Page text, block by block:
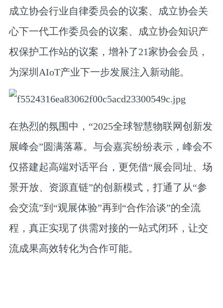
成立协会行业自律委员会的议案、成立协会关
心下一代工作委员会的议案、成立协会知识产
权保护工作站的议案，增补了21家协会会员，
为深圳AIoT产业下一步发展注入新动能。
在热烈的氛围中，“2025全球智慧物联网创新发
展峰会”圆满落幕。与会嘉宾纷纷表示，峰会不
仅搭建起高端对话平台，更凭借“展会同址、场
景开放、资源直链”的创新模式，打通了从“参
会交流”到“观展体验”再到“合作洽谈”的全流
程，真正实现了供需对接的一站式闭环，让交
流成果高效转化为合作可能。